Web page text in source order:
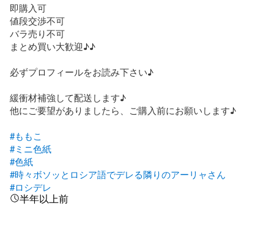
即購入可
値段交渉不可
バラ売り不可
まとめ買い大歓迎♪♪
必ずプロフィールをお読み下さい♪
緩衝材補強して配送します♪
他にご要望がありましたら、ご購入前にお願いします♪
#ももこ
#ミニ色紙
#色紙
#時々ボソッとロシア語でデレる隣りのアーリャさん
#ロシデレ
半年以上前